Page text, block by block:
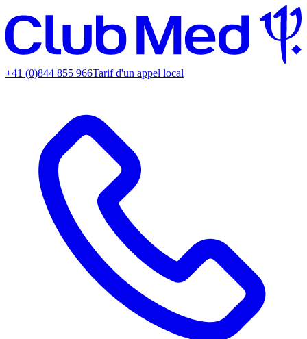
+41 (0)844 855 966Tarif d'un appel local